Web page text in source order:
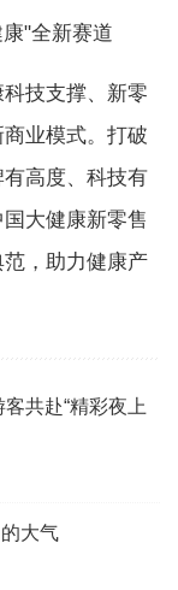
"全新赛道
技支撑、新零
业模式。打破
高度、科技有
大健康新零售
，助力健康产
共赴“精彩夜上
大气